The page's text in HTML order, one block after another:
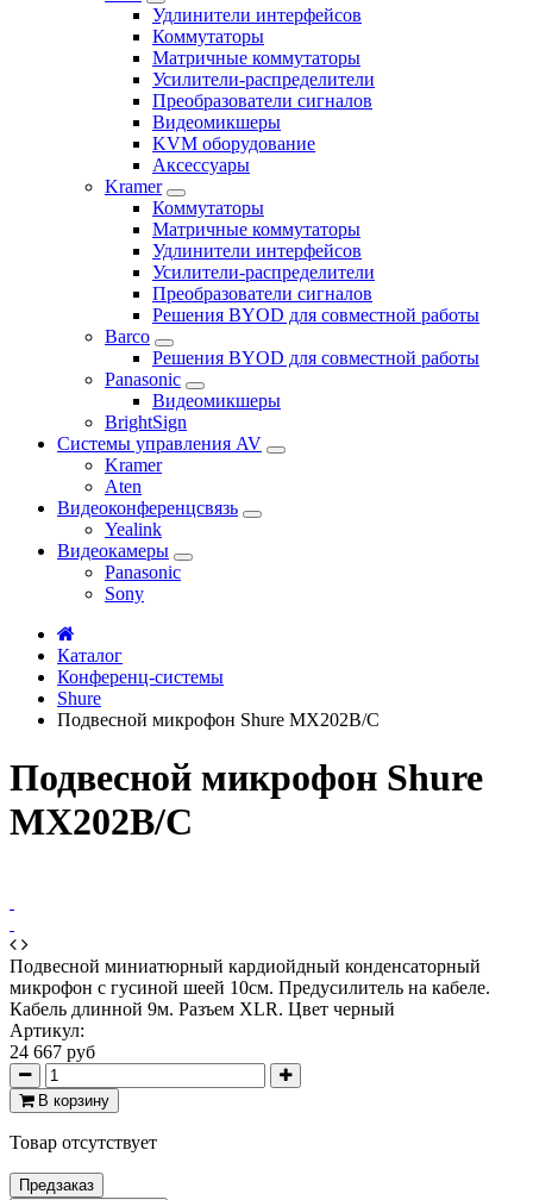
Удлинители интерфейсов
Коммутаторы
Матричные коммутаторы
Усилители-распределители
Преобразователи сигналов
Видеомикшеры
KVM оборудование
Аксессуары
Kramer
Коммутаторы
Матричные коммутаторы
Удлинители интерфейсов
Усилители-распределители
Преобразователи сигналов
Решения BYOD для совместной работы
Barco
Решения BYOD для совместной работы
Panasonic
Видеомикшеры
BrightSign
Системы управления AV
Kramer
Aten
Видеоконференцсвязь
Yealink
Видеокамеры
Panasonic
Sony
Каталог
Конференц-системы
Shure
Подвесной микрофон Shure MX202B/C
Подвесной микрофон Shure
MX202B/C
Подвесной миниатюрный кардиойдный конденсаторный
микрофон с гусиной шеей 10см. Предусилитель на кабеле.
Кабель длинной 9м. Разъем XLR. Цвет черный
Артикул:
24 667 руб
В корзину
Товар отсутствует
Предзаказ